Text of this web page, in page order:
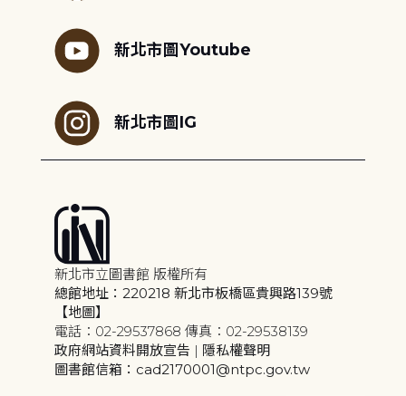
新北市圖Youtube
新北市圖IG
新北市立圖書館 版權所有
總館地址：220218 新北市板橋區貴興路139號
【地圖】
電話：02-29537868 傳真：02-29538139
政府網站資料開放宣告 | 隱私權聲明
圖書館信箱：cad2170001@ntpc.gov.tw